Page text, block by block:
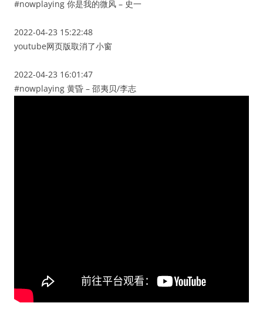
#nowplaying 你是我的微风 – 史一
2022-04-23 15:22:48
youtube网页版取消了小窗
2022-04-23 16:01:47
#nowplaying 黄昏 – 邵夷贝/李志